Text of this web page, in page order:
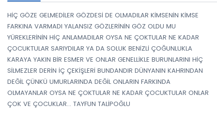
HİÇ GÖZE GELMEDİLER GÖZDESİ DE OLMADILAR KİMSENİN KİMSE
FARKINA VARMADI YALANSIZ GÖZLERİNİN GÖZ OLDU MU
YÜREKLERİNİN HİÇ ANLAMADILAR OYSA NE ÇOKTULAR NE KADAR
ÇOCUKTULAR SARIYDILAR YA DA SOLUK BENİZLİ ÇOĞUNLUKLA
KARAYA YAKIN BİR ESMER VE ONLAR GENELLİKLE BURUNLARINI HİÇ
SİLMEZLER DERİN İÇ ÇEKİŞLERİ BUNDANDIR DÜNYANIN KAHRINDAN
DEĞİL ÇÜNKÜ UMURLARINDA DEĞİL ONLARIN FARKINDA
OLMAYANLAR OYSA NE ÇOKTULAR NE KADAR ÇOCUKTULAR ONLAR
ÇOK VE ÇOCUKLAR… TAYFUN TALİPOĞLU